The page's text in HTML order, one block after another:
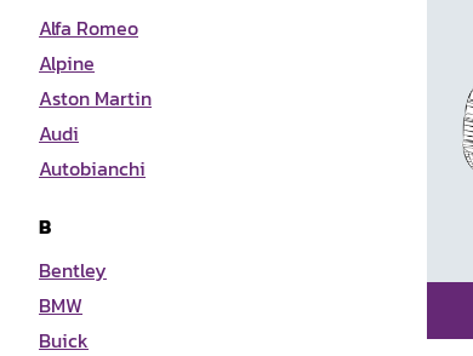
Alfa Romeo
Alpine
Aston Martin
Audi
Autobianchi
B
Bentley
BMW
Buick